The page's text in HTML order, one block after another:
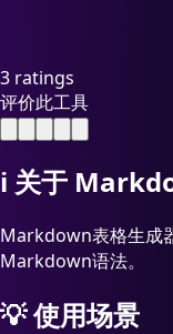
3 ratings
评价此工具
ℹ️ 关于
Markdown表格生成
Markdown语法。
💡使用场景